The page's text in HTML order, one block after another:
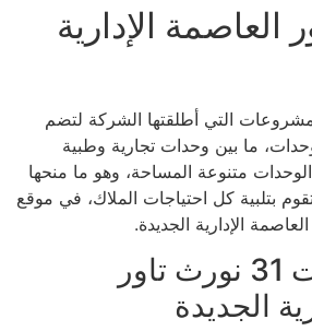
العاصمة الإدارية
التي أطلقتها الشركة لتضم
ما بين وحدات تجارية وطبية
الوحدات متنوعة المساحة، وهو ما منحها
بتلبية كل احتياجات الملاك، في موقع
الإدارية الجديدة.
تفاصيل وحدات 31 نورث تاور
الجديدة